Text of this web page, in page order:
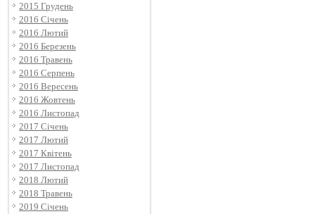
2015 Грудень
2016 Січень
2016 Лютий
2016 Березень
2016 Травень
2016 Серпень
2016 Вересень
2016 Жовтень
2016 Листопад
2017 Січень
2017 Лютий
2017 Квітень
2017 Листопад
2018 Лютий
2018 Травень
2019 Січень